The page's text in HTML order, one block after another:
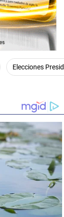
Elecciones